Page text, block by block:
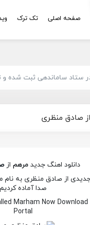
صفحه اصلی تک ترک
ستاد ساماندهی ثبت شده و
صادق منظری
دانلود اهنگ جدیدمرهم از
از صادق منظری به نام
صدا آماده کردیم
Marham Now Download
Portal